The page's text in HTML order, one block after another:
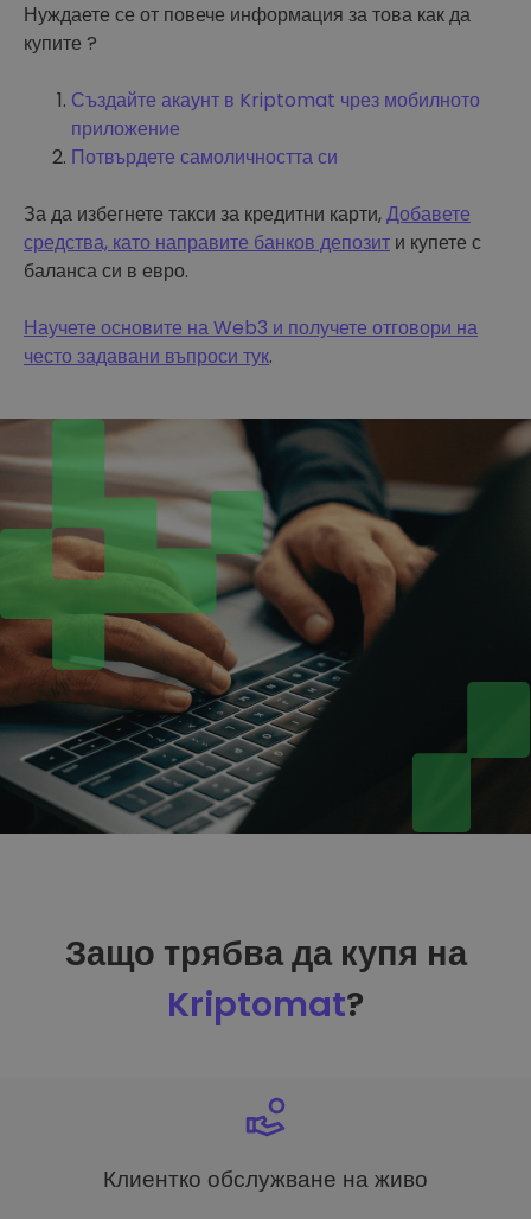
Нуждаете се от повече информация за това как да
купите ?
Създайте акаунт в Kriptomat чрез мобилното
приложение
Потвърдете самоличността си
За да избегнете такси за кредитни карти,Добавете
средства, като направите банков депозит и купете с
баланса си в евро.
Научете основите на Web3 и получете отговори на
често задавани въпроси тук.
Защо трябва да купя на
Kriptomat?
Клиентко обслужване на живо